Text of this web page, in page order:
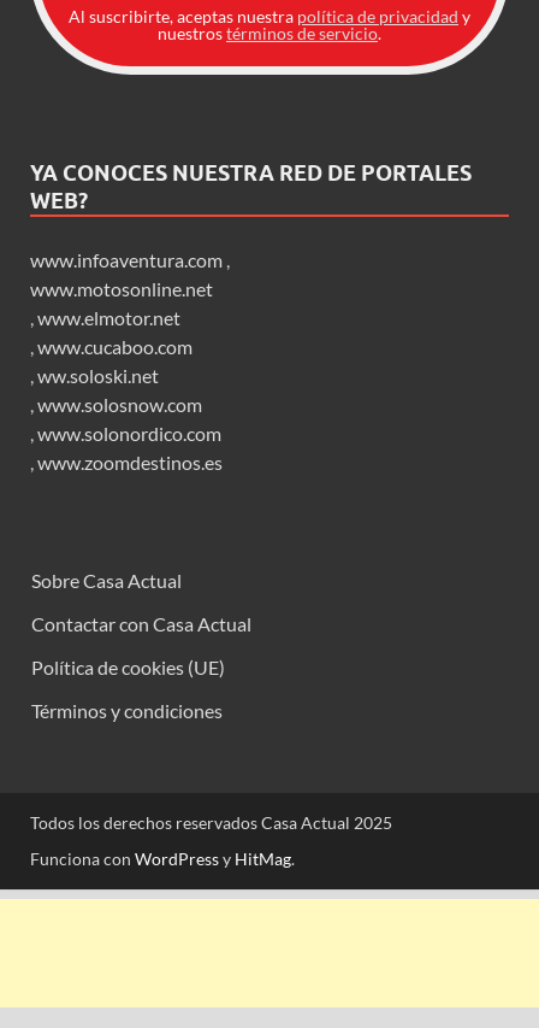
Al suscribirte, aceptas nuestra política de privacidad y
nuestrostérminos de servicio.
YA CONOCES NUESTRA RED DE PORTALES
WEB?
www.infoaventura.com ,
www.motosonline.net
,www.elmotor.net
,www.cucaboo.com
,ww.soloski.net
,www.solosnow.com
,www.solonordico.com
,www.zoomdestinos.es
Sobre Casa Actual
Contactar con Casa Actual
Política de cookies (UE)
Términos y condiciones
Todos los derechos reservados Casa Actual 2025
Funciona con WordPressy HitMag.